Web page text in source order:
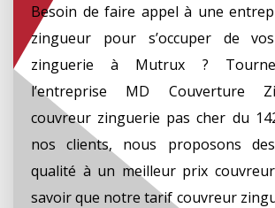
Besoin de faire appel à une
zingueur pour s’occuper de
zinguerie à Mutrux ?
l’entreprise MD Couverture
couvreur zinguerie pas cher du
nos clients, nous proposons
qualité à un meilleur prix
savoir que notre tarif couvreur